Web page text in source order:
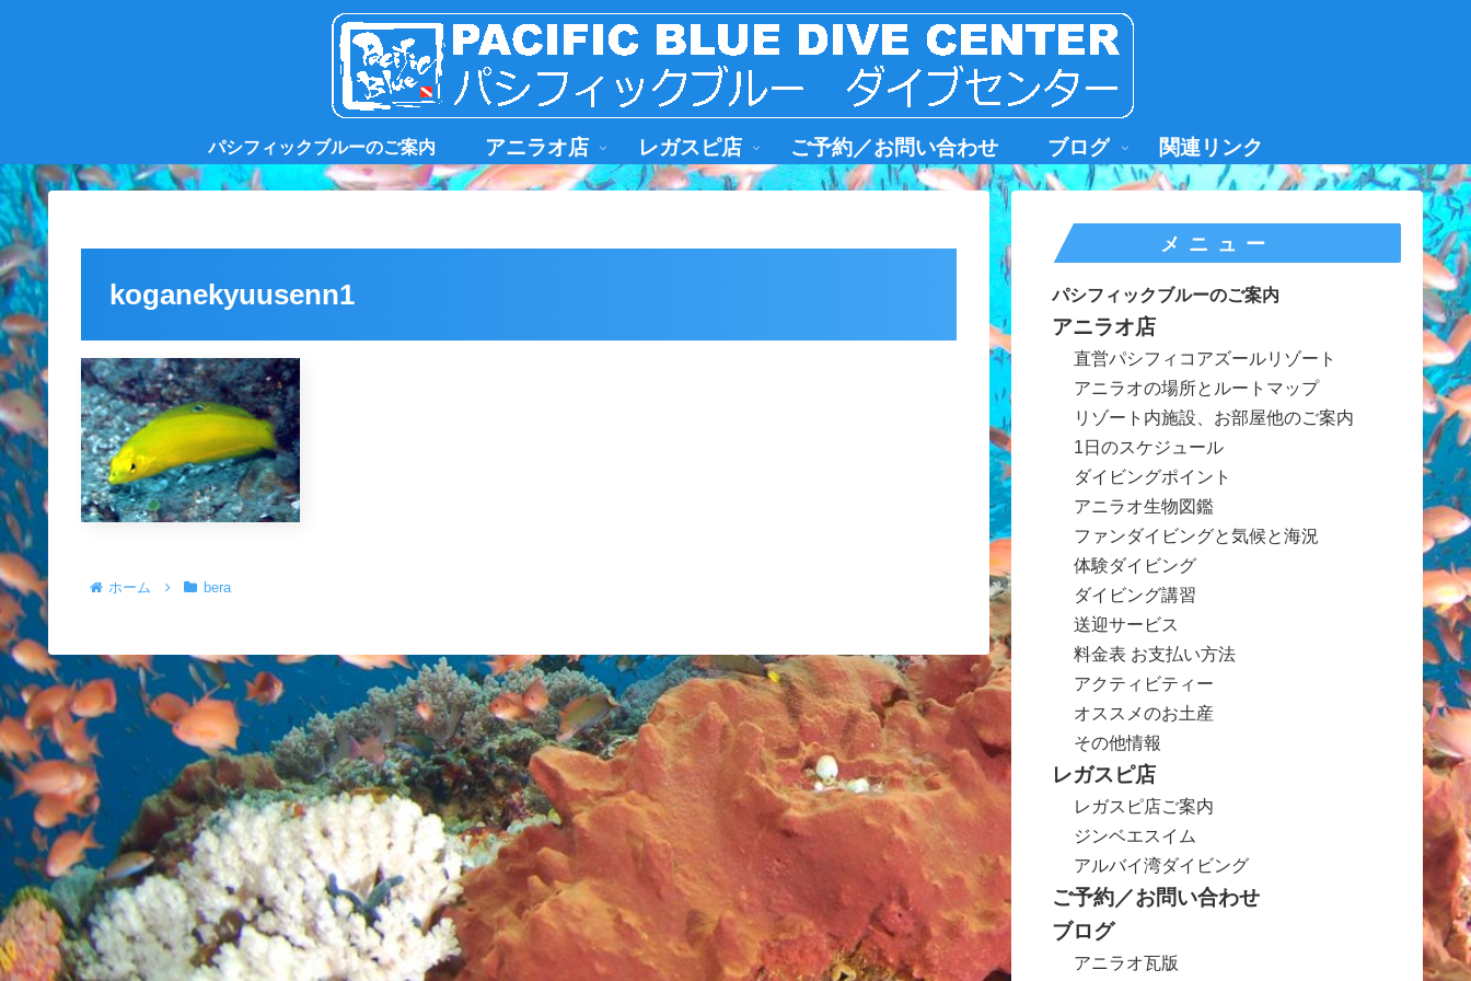
パシフィックブルーのご案内 アニラオ店 レガスピ店 ご予約／お問い合わせ ブログ 関連リンク
koganekyuusenn1
ホーム bera
メニュー
パシフィックブルーのご案内
アニラオ店
直営パシフィコアズールリゾート
アニラオの場所とルートマップ
リゾート内施設、お部屋他のご案内
1日のスケジュール
ダイビングポイント
アニラオ生物図鑑
ファンダイビングと気候と海況
体験ダイビング
ダイビング講習
送迎サービス
料金表 お支払い方法
アクティビティー
オススメのお土産
その他情報
レガスピ店
レガスピ店ご案内
ジンベエスイム
アルバイ湾ダイビング
ご予約／お問い合わせ
ブログ
アニラオ瓦版